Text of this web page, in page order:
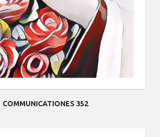
COMMUNICATIONES 352